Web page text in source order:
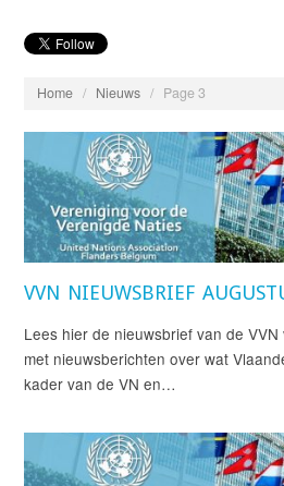
Home / Nieuws / Page 3
VVN NIEUWSBRIEF
Lees hier de nieuwsbrief van de
met nieuwsberichten over wat
kader van de VN en…